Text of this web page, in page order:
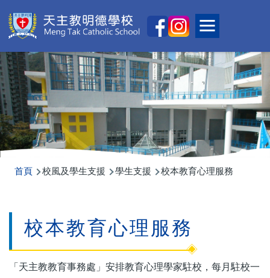
Toggle
Main
導
連
結
首頁 校風及學生支援 學生支援 校本教育心理服務
校本教育心理服務
「天主教教育事務處」安排教育心理學家駐校，每月駐校一